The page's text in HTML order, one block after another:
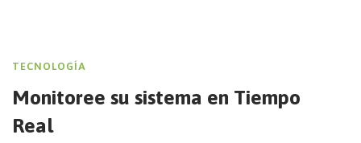
TECNOLOGÍA
Monitoree su sistema en Tiempo
Real